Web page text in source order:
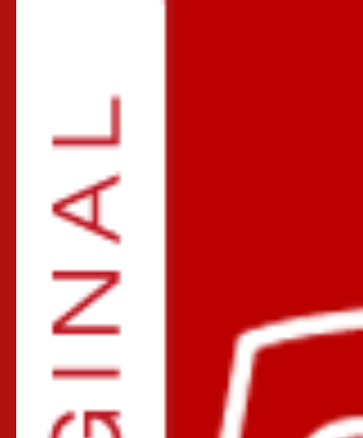
капота и кпп
1. Замки для автомобиля КАПОТ,
ДВЕРИ, БАГАЖНИК "В разрыв"